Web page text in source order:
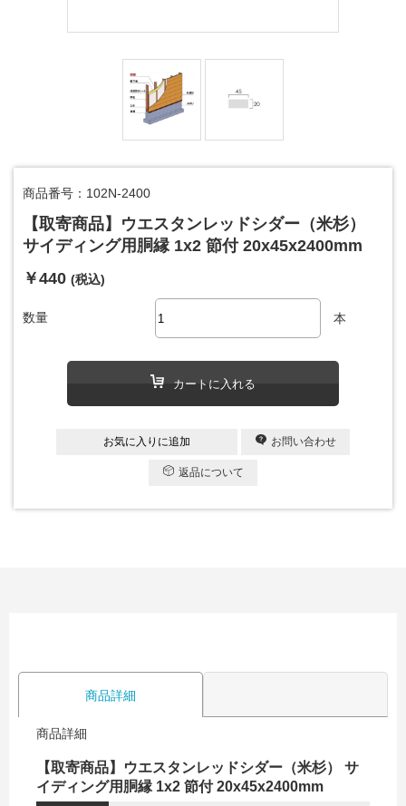
商品番号：102N-2400
【取寄商品】ウエスタンレッドシダー（米杉）
サイディング用胴縁 1x2 節付 20x45x2400mm
￥440 (税込)
数量 本
カートに入れる
お気に入りに追加 お問い合わせ
返品について
商品詳細
商品詳細
【取寄商品】ウエスタンレッドシダー（米杉） サ
イディング用胴縁 1x2 節付 20x45x2400mm